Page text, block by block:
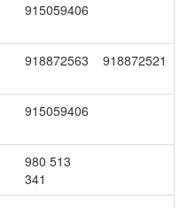
915059406
918872563 918872521
915059406
980 513
341